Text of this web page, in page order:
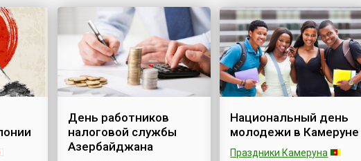
своем спец...
День работников
налоговой службы
Азербайджана
Национальный день
молодежи в Камеруне
Праздники Камеруна